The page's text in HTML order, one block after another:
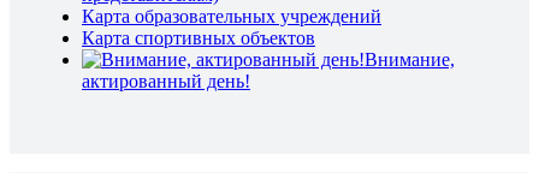
Карта образовательных учреждений
Карта спортивных объектов
Внимание,
актированный день!